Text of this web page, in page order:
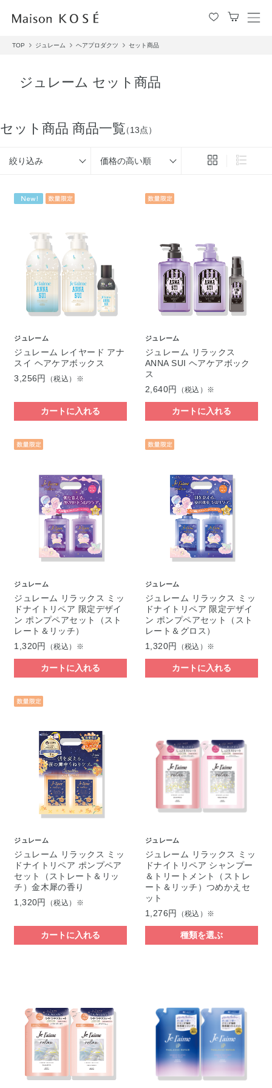
メ
TOP ジュレーム ヘアプロダクツ セット商品
ジュレーム セット商品
セット商品 商品一覧（13点）
絞り込み 価格の高い順
ジュレーム
ジュレーム レイヤード アナ
スイ ヘアケアボックス
3,256円
（税込）※
カートに入れる
ジュレーム
ジュレーム リラックス
ANNA SUI ヘアケアボック
ス
2,640円
（税込）※
カートに入れる
ジュレーム
ジュレーム リラックス ミッ
ドナイトリペア 限定デザイ
ン ポンプペアセット（スト
レート＆リッチ）
1,320円
（税込）※
カートに入れる
ジュレーム
ジュレーム リラックス ミッ
ドナイトリペア 限定デザイ
ン ポンプペアセット（スト
レート＆グロス）
1,320円
（税込）※
カートに入れる
ジュレーム
ジュレーム リラックス ミッ
ドナイトリペア ポンプペア
セット（ストレート＆リッ
チ）金木犀の香り
1,320円
（税込）※
カートに入れる
ジュレーム
ジュレーム リラックス ミッ
ドナイトリペア シャンプー
＆トリートメント（ストレ
ート＆リッチ）つめかえセ
ット
1,276円
（税込）※
種類を選ぶ